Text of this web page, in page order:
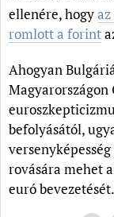
ellenére, hogy
romlott a forint
Ahogyan
befolyásától,
rovására mehet
euró bevezetését.